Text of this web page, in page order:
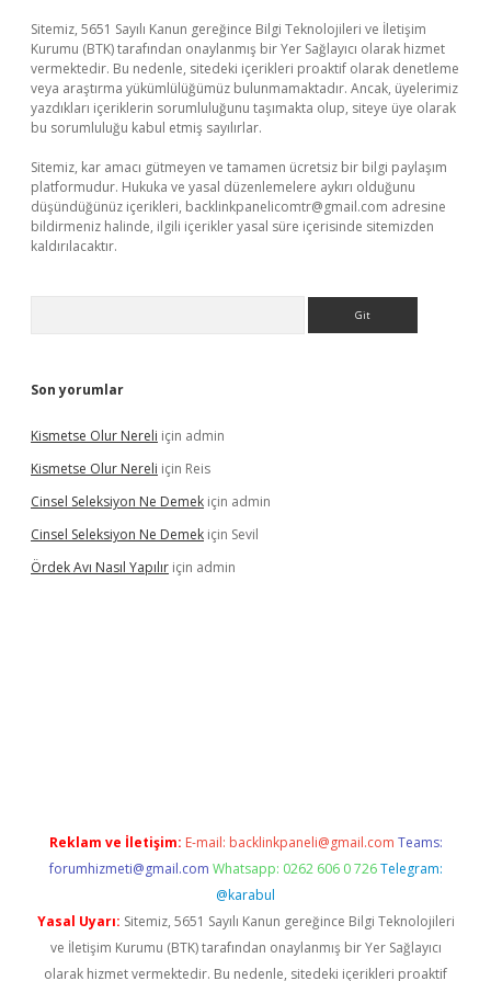
Sitemiz, 5651 Sayılı Kanun gereğince Bilgi Teknolojileri ve İletişim
Kurumu (BTK) tarafından onaylanmış bir Yer Sağlayıcı olarak hizmet
vermektedir. Bu nedenle, sitedeki içerikleri proaktif olarak denetleme
veya araştırma yükümlülüğümüz bulunmamaktadır. Ancak, üyelerimiz
yazdıkları içeriklerin sorumluluğunu taşımakta olup, siteye üye olarak
bu sorumluluğu kabul etmiş sayılırlar.
Sitemiz, kar amacı gütmeyen ve tamamen ücretsiz bir bilgi paylaşım
platformudur. Hukuka ve yasal düzenlemelere aykırı olduğunu
düşündüğünüz içerikleri, backlinkpanelicomtr@gmail.com adresine
bildirmeniz halinde, ilgili içerikler yasal süre içerisinde sitemizden
kaldırılacaktır.
Son yorumlar
Kismetse Olur Nereli için admin
Kismetse Olur Nereli için Reis
Cinsel Seleksiyon Ne Demek için admin
Cinsel Seleksiyon Ne Demek için Sevil
Ördek Avı Nasıl Yapılır için admin
Reklam ve İletişim: E-mail: backlinkpaneli@gmail.com Teams:
forumhizmeti@gmail.com Whatsapp: 0262 606 0 726 Telegram:
@karabul
Yasal Uyarı: Sitemiz, 5651 Sayılı Kanun gereğince Bilgi Teknolojileri
ve İletişim Kurumu (BTK) tarafından onaylanmış bir Yer Sağlayıcı
olarak hizmet vermektedir. Bu nedenle, sitedeki içerikleri proaktif